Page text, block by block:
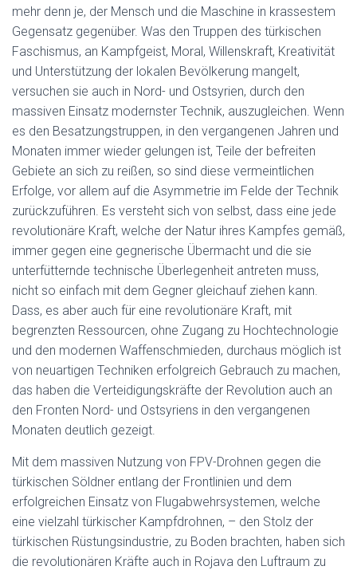
mehr denn je, der Mensch und die Maschine in krassestem
Gegensatz gegenüber. Was den Truppen des türkischen
Faschismus, an Kampfgeist, Moral, Willenskraft, Kreativität
und Unterstützung der lokalen Bevölkerung mangelt,
versuchen sie auch in Nord- und Ostsyrien, durch den
massiven Einsatz modernster Technik, auszugleichen. Wenn
es den Besatzungstruppen, in den vergangenen Jahren und
Monaten immer wieder gelungen ist, Teile der befreiten
Gebiete an sich zu reißen, so sind diese vermeintlichen
Erfolge, vor allem auf die Asymmetrie im Felde der Technik
zurückzuführen. Es versteht sich von selbst, dass eine jede
revolutionäre Kraft, welche der Natur ihres Kampfes gemäß,
immer gegen eine gegnerische Übermacht und die sie
unterfütternde technische Überlegenheit antreten muss,
nicht so einfach mit dem Gegner gleichauf ziehen kann.
Dass, es aber auch für eine revolutionäre Kraft, mit
begrenzten Ressourcen, ohne Zugang zu Hochtechnologie
und den modernen Waffenschmieden, durchaus möglich ist
von neuartigen Techniken erfolgreich Gebrauch zu machen,
das haben die Verteidigungskräfte der Revolution auch an
den Fronten Nord- und Ostsyriens in den vergangenen
Monaten deutlich gezeigt.
Mit dem massiven Nutzung von FPV-Drohnen gegen die
türkischen Söldner entlang der Frontlinien und dem
erfolgreichen Einsatz von Flugabwehrsystemen, welche
eine vielzahl türkischer Kampfdrohnen, – den Stolz der
türkischen Rüstungsindustrie, zu Boden brachten, haben sich
die revolutionären Kräfte auch in Rojava den Luftraum zu